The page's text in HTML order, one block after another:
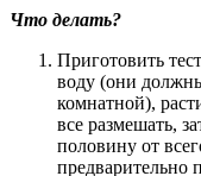
Что делать?
Приготовить
воду (они
комнатной),
все размешать,
половину от
предварительно